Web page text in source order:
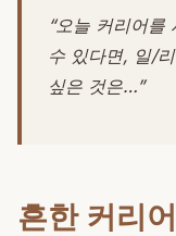
“오늘 커리어를
수 있다면, 일/
싶은 것은…”
흔한 커리